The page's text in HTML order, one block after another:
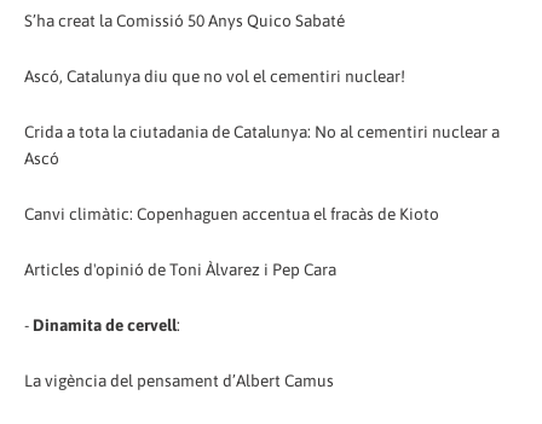
S’ha creat la Comissió 50 Anys Quico Sabaté
Ascó, Catalunya diu que no vol el cementiri nuclear!
Crida a tota la ciutadania de Catalunya: No al cementiri nuclear a
Ascó
Canvi climàtic: Copenhaguen accentua el fracàs de Kioto
Articles d'opinió de Toni Àlvarez i Pep Cara
- Dinamita de cervell:
La vigència del pensament d’Albert Camus